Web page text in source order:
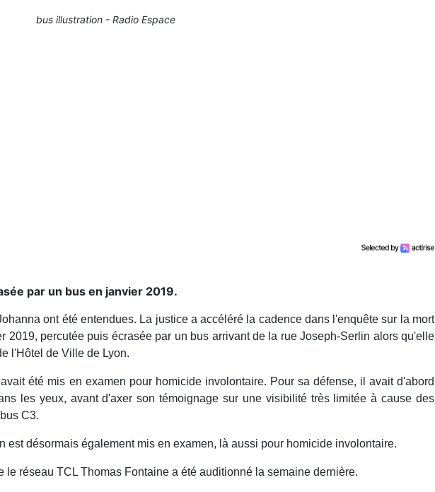
bus illustration - Radio Espace
par un bus en janvier 2019.
ont été entendues. La justice a accéléré la cadence dans l'enquête sur la mort
2019, percutée puis écrasée par un bus arrivant de la rue Joseph-Serlin alors qu'elle
l'Hôtel de Ville de Lyon.
été mis en examen pour homicide involontaire. Pour sa défense, il avait d'abord
les yeux, avant d'axer son témoignage sur une visibilité très limitée à cause des
C3.
est désormais également mis en examen, là aussi pour homicide involontaire.
le réseau TCL Thomas Fontaine a été auditionné la semaine dernière.